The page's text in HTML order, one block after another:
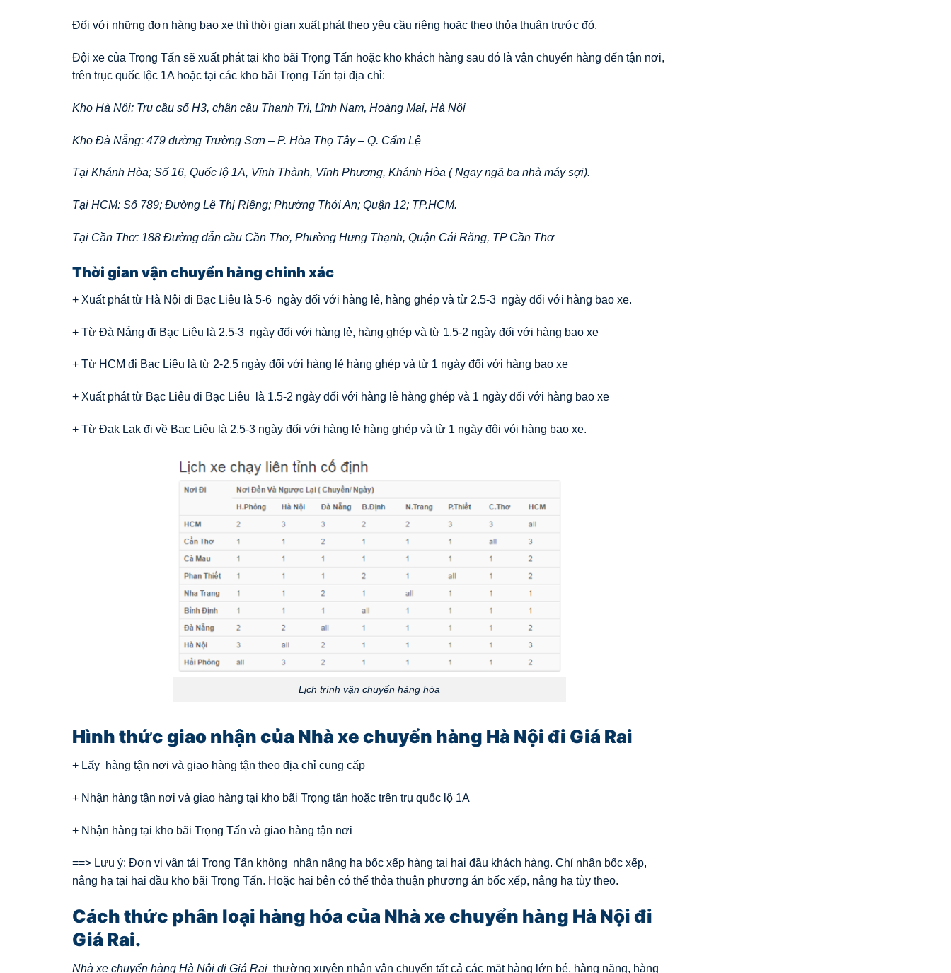
Đối với những đơn hàng bao xe thì thời gian xuất phát theo yêu cầu riêng hoặc theo thỏa thuận trước đó.
Đội xe của Trọng Tấn sẽ xuất phát tại kho bãi Trọng Tấn hoặc kho khách hàng sau đó là vận chuyển hàng đến tận nơi,
trên trục quốc lộc 1A hoặc tại các kho bãi Trọng Tấn tại địa chỉ:
Kho Hà Nội: Trụ cầu số H3, chân cầu Thanh Trì, Lĩnh Nam, Hoàng Mai, Hà Nội
Kho Đà Nẵng: 479 đường Trường Sơn – P. Hòa Thọ Tây – Q. Cẩm Lệ
Tại Khánh Hòa; Số 16, Quốc lộ 1A, Vĩnh Thành, Vĩnh Phương, Khánh Hòa ( Ngay ngã ba nhà máy sợi).
Tại HCM: Số 789; Đường Lê Thị Riêng; Phường Thới An; Quận 12; TP.HCM.
Tại Cần Thơ: 188 Đường dẫn cầu Cần Thơ, Phường Hưng Thạnh, Quận Cái Răng, TP Cần Thơ
Thời gian vận chuyển hàng chinh xác
+ Xuất phát từ Hà Nội đi Bạc Liêu là 5-6 ngày đối với hàng lẻ, hàng ghép và từ 2.5-3 ngày đối với hàng bao xe.
+ Từ Đà Nẵng đi Bạc Liêu là 2.5-3 ngày đối với hàng lẻ, hàng ghép và từ 1.5-2 ngày đối với hàng bao xe
+ Từ HCM đi Bạc Liêu là từ 2-2.5 ngày đối với hàng lẻ hàng ghép và từ 1 ngày đối với hàng bao xe
+ Xuất phát từ Bạc Liêu đi Bạc Liêu là 1.5-2 ngày đối với hàng lẻ hàng ghép và 1 ngày đối với hàng bao xe
+ Từ Đak Lak đi về Bạc Liêu là 2.5-3 ngày đối với hàng lẻ hàng ghép và từ 1 ngày đôi vói hàng bao xe.
Lịch trình vận chuyển hàng hóa
Hình thức giao nhận của Nhà xe chuyển hàng Hà Nội đi Giá Rai
+ Lấy hàng tận nơi và giao hàng tận theo địa chỉ cung cấp
+ Nhận hàng tận nơi và giao hàng tại kho bãi Trọng tân hoặc trên trụ quốc lộ 1A
+ Nhận hàng tại kho bãi Trọng Tấn và giao hàng tận nơi
==> Lưu ý: Đơn vị vận tải Trọng Tấn không nhận nâng hạ bốc xếp hàng tại hai đầu khách hàng. Chỉ nhận bốc xếp,
nâng hạ tại hai đầu kho bãi Trọng Tấn. Hoặc hai bên có thể thỏa thuận phương án bốc xếp, nâng hạ tùy theo.
Cách thức phân loại hàng hóa của Nhà xe chuyển hàng Hà Nội đi
Giá Rai.
Nhà xe chuyển hàng Hà Nội đi Giá Rai thường xuyên nhận vận chuyển tất cả các mặt hàng lớn bé, hàng nặng, hàng